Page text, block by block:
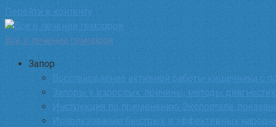
Перейти к контенту
Все о лечении геморроя
Запор
Восстановление активной работы кишечника с
Запоры у взрослых: причины, методы
Инструкция по применению Экспортала:
Использование быстрых и эффективных